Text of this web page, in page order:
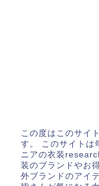
この度はこのサイ
す。 このサイトは
ニアの衣装
装のブランドやお
外ブランドのアイ